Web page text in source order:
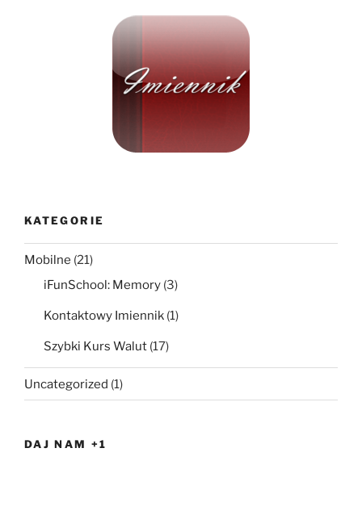
KATEGORIE
Mobilne (21)
iFunSchool: Memory (3)
Kontaktowy Imiennik (1)
Szybki Kurs Walut (17)
Uncategorized (1)
DAJ NAM +1